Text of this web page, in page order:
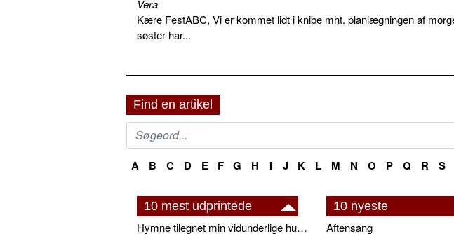
Vera
Kære FestABC, Vi er kommet lidt i knibe mht. planlægningen af
søster har...
Find en artikel
A B C D E F G H I J K L M N O P Q R S
10 mest udprintede
Hymne tilegnet min vidunderlige husbond
10 nyeste
Aftensang